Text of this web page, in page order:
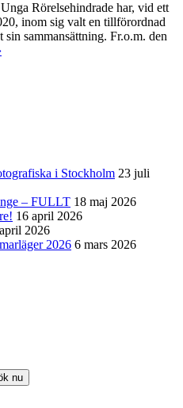
Rörelsehindrade har, vid ett
inom sig valt en tillförordnad
sammansättning. Fr.o.m. den
i Stockholm 23 juli
– FULLT 18 maj 2026
16 april 2026
2026
2026 6 mars 2026
nu